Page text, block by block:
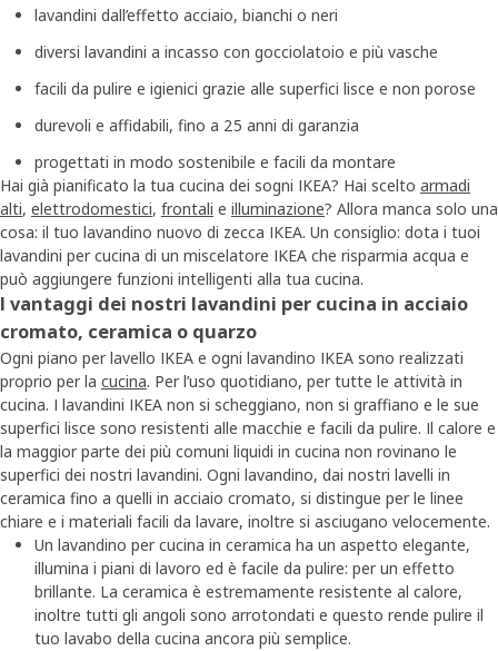
lavandini dall’effetto acciaio, bianchi o neri
diversi lavandini a incasso con gocciolatoio e più vasche
facili da pulire e igienici grazie alle superfici lisce e non porose
durevoli e affidabili, fino a 25 anni di garanzia
progettati in modo sostenibile e facili da montare
Hai già pianificato la tua cucina dei sogni IKEA? Hai scelto armadi
alti, elettrodomestici, frontali e illuminazione? Allora manca solo una
cosa: il tuo lavandino nuovo di zecca IKEA. Un consiglio: dota i tuoi
lavandini per cucina di un miscelatore IKEA che risparmia acqua e
può aggiungere funzioni intelligenti alla tua cucina.
I vantaggi dei nostri lavandini per cucina in acciaio
cromato, ceramica o quarzo
Ogni piano per lavello IKEA e ogni lavandino IKEA sono realizzati
proprio per la cucina. Per l’uso quotidiano, per tutte le attività in
cucina. I lavandini IKEA non si scheggiano, non si graffiano e le sue
superfici lisce sono resistenti alle macchie e facili da pulire. Il calore e
la maggior parte dei più comuni liquidi in cucina non rovinano le
superfici dei nostri lavandini. Ogni lavandino, dai nostri lavelli in
ceramica fino a quelli in acciaio cromato, si distingue per le linee
chiare e i materiali facili da lavare, inoltre si asciugano velocemente.
Un lavandino per cucina in ceramica ha un aspetto elegante,
illumina i piani di lavoro ed è facile da pulire: per un effetto
brillante. La ceramica è estremamente resistente al calore,
inoltre tutti gli angoli sono arrotondati e questo rende pulire il
tuo lavabo della cucina ancora più semplice.